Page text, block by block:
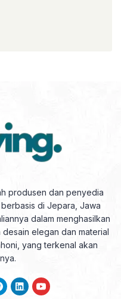
produsen dan penyedia
di Jepara, Jawa
dalam menghasilkan
elegan dan material
yang terkenal akan